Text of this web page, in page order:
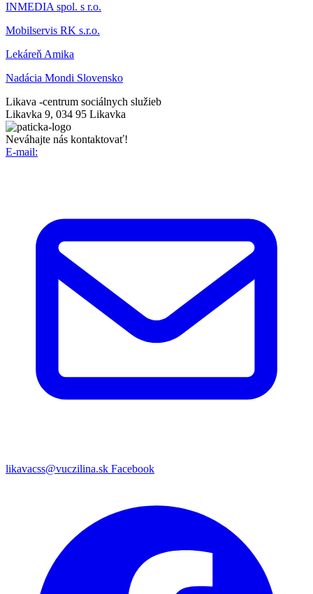
INMEDIA spol. s r.o.
Mobilservis RK s.r.o.
Lekáreň Amika
Nadácia Mondi Slovensko
Likava -centrum sociálnych služieb
Likavka 9, 034 95 Likavka
Neváhajte nás kontaktovať!
E-mail:
likavacss@vuczilina.sk Facebook